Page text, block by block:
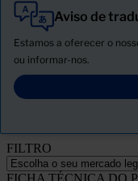
Aviso de
Estamos a oferecer o
ou informar-nos.
Tudo
Produtos
Descarregar ficha de
FILTRO
FICHA TÉCNICA DO